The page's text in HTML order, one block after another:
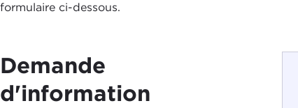
formulaire ci-dessous.
Demande
d'information